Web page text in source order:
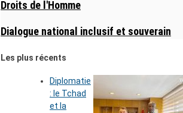
Droits de l'Homme
Dialogue national inclusif et souverain
Les plus récents
Diplomatie
: le Tchad
et la